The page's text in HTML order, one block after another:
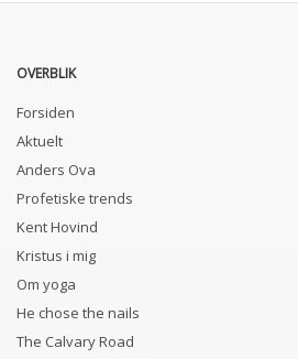
OVERBLIK
Forsiden
Aktuelt
Anders Ova
Profetiske trends
Kent Hovind
Kristus i mig
Om yoga
He chose the nails
The Calvary Road